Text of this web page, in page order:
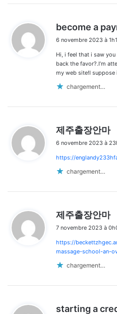
become a
6 novembre 2023 à
Hi, i feel that i saw
back the favor?.I’m
my web site!I
chargement…
제주출장안마
t
6 novembre 2023 à
https://
chargement…
제주출장안마
t
:
7 novembre 2023 à
https://
massage-school-an-
chargement…
starting a